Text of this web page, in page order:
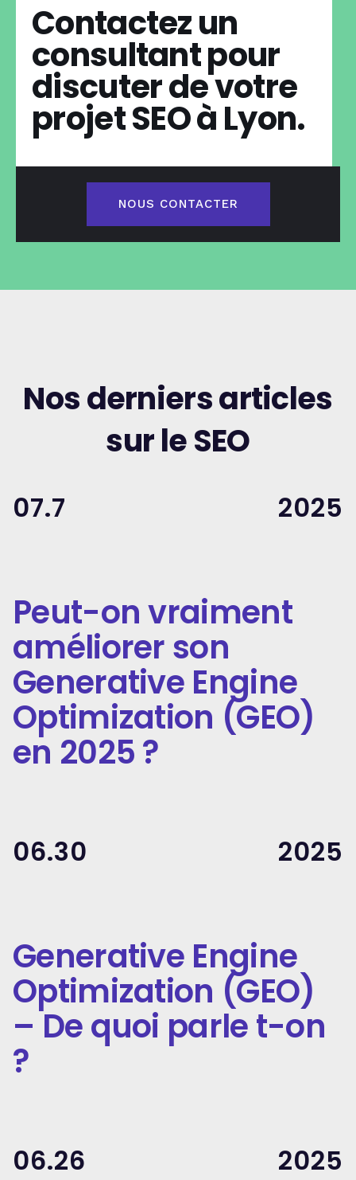
Contactez un
consultant pour
discuter de votre
projet SEO à Lyon.
NOUS CONTACTER
Nos derniers articles
sur le SEO
07.7 2025
Peut-on vraiment
améliorer son
Generative Engine
Optimization (GEO)
en 2025 ?
06.30 2025
Generative Engine
Optimization (GEO)
– De quoi parle t-on
?
06.26 2025